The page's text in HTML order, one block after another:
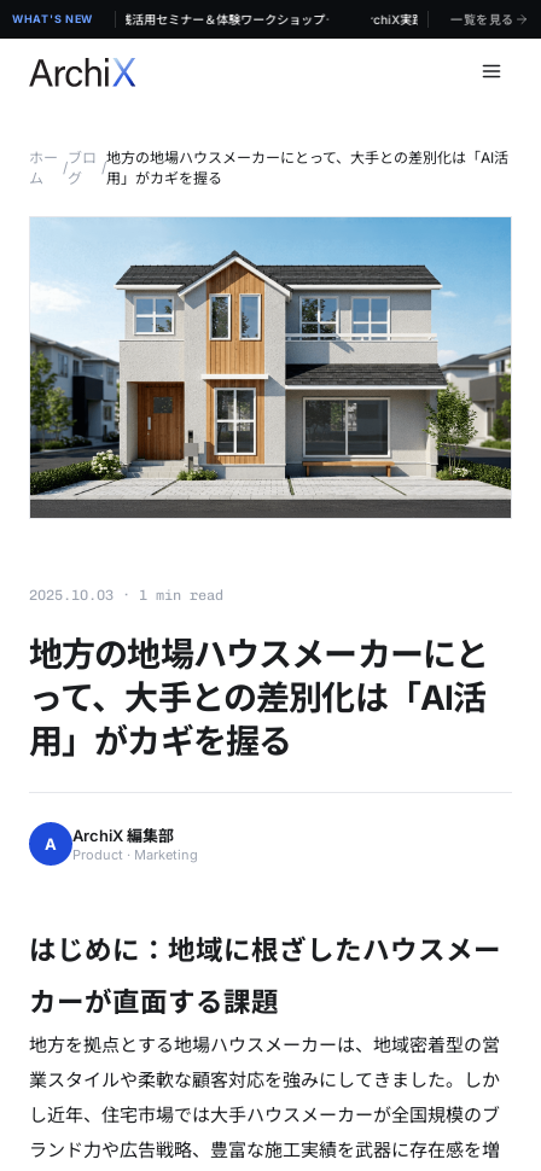
WHAT'S NEW
で学ぶ！ArchiX実践活用セミナー＆体験ワークショップ·
【8/19 & 8/20 無料体験セミナー@東京】対面で学ぶ！ArchiX実践活用セミナー＆体験
一覧を見る
ホー
ム
/ブロ
グ
/地方の地場ハウスメーカーにとって、大手との差別化は「AI活
用」がカギを握る
2025.10.03 · 1 min read
地方の地場ハウスメーカーにと
って、大手との差別化は「AI活
用」がカギを握る
A ArchiX 編集部
Product · Marketing
はじめに：地域に根ざしたハウスメー
カーが直面する課題
地方を拠点とする地場ハウスメーカーは、地域密着型の営
業スタイルや柔軟な顧客対応を強みにしてきました。しか
し近年、住宅市場では大手ハウスメーカーが全国規模のブ
ランド力や広告戦略、豊富な施工実績を武器に存在感を増